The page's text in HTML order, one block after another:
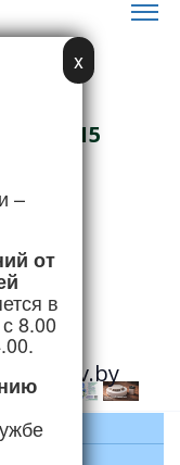
15
x
–
от
в
8.00
04